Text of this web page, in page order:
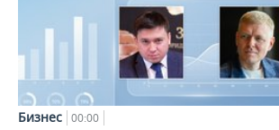
Бизнес 00:00